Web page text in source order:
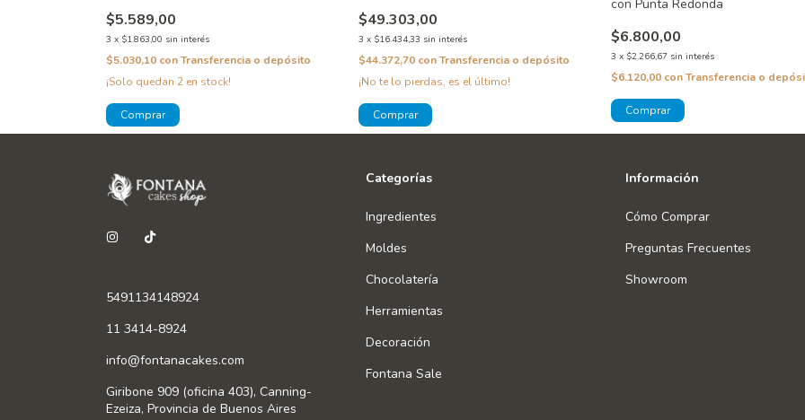
$5.589,00
3 x $1.863,00 sin interés
$5.030,10 conTransferencia o depósito
¡Solo quedan 2 en stock!
$49.303,00
3 x $16.434,33 sin interés
$44.372,70 conTransferencia o depósito
¡No te lo pierdas, es el último!
con Punta Redonda
$6.800,00
3 x $2.266,67 sin interés
$6.120,00 conTransferencia o
5491134148924
11 3414-8924
info@fontanacakes.com
Giribone 909 (oficina 403), Canning-
Ezeiza, Provincia de Buenos Aires
Categorías
Ingredientes
Moldes
Chocolatería
Herramientas
Decoración
Fontana Sale
Información
Cómo Comprar
Preguntas Frecuentes
Showroom